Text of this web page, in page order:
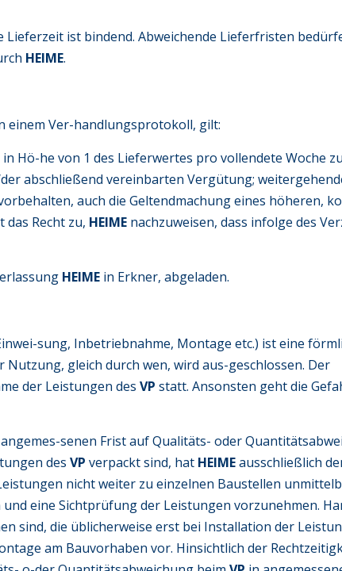
ist bindend. Abweichende Lieferfristen
HEIME.
einem Ver-handlungsprotokoll, gilt:
Hö-he von 1 des Lieferwertes pro vollendete Woche zu
abschließend vereinbarten Vergütung;
auch die Geltendmachung eines höheren,
das Recht zu, HEIME nachzuweisen, dass infolge des
HEIME in Erkner, abgeladen.
sung, Inbetriebnahme, Montage etc.) ist eine
gleich durch wen, wird aus-geschlossen. Der
der Leistungen des VP statt. Ansonsten geht die
senen Frist auf Qualitäts- oder
des VP verpackt sind, hat HEIMEausschließlich
nicht weiter zu einzelnen Baustellen
eine Sichtprüfung der Leistungen vorzunehmen.
sind, die üblicherweise erst bei Installation der
am Bauvorhaben vor. Hinsichtlich der